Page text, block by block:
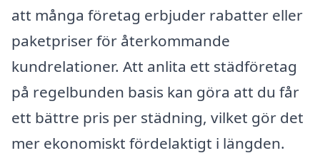
att många företag erbjuder rabatter eller
paketpriser för återkommande
kundrelationer. Att anlita ett städföretag
på regelbunden basis kan göra att du får
ett bättre pris per städning, vilket gör det
mer ekonomiskt fördelaktigt i längden.